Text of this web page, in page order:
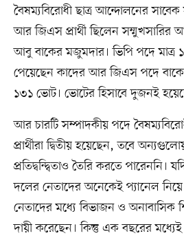
বৈষম্যবিরোধী ছাত্র আন্দোলনের
আর জিএস প্রার্থী ছিলেন সম্মুখসারির
আবু বাকের মজুমদার। ভিপি পদে মাত্র
পেয়েছেন কাদের আর জিএস পদে
১৩১ ভোট। ভোটের হিসাবে দুজনই
আর চারটি সম্পাদকীয় পদে
প্রার্থীরা দ্বিতীয় হয়েছেন, তবে
প্রতিদ্বন্দ্বিতাও তৈরি করতে
দলের নেতাদের অনেকেই প্যানেল নিয়ে
নেতাদের মধ্যে বিভাজন ও অনাবাসিক
দায়ী করেছেন। কিন্তু এক বছরের